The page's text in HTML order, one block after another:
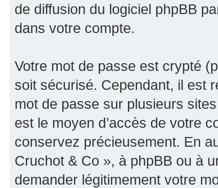
de diffusion du logiciel phpBB
dans votre compte.
Votre mot de passe est crypté
soit sécurisé. Cependant, il est
mot de passe sur plusieurs
est le moyen d’accès de votre
conservez précieusement. En
Cruchot & Co », à phpBB ou à
demander légitimement votre